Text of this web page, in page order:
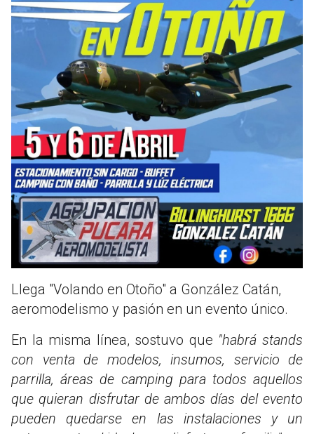
Llega "Volando en Otoño" a González Catán,
aeromodelismo y pasión en un evento único.
En la misma línea, sostuvo que "habrá stands
con venta de modelos, insumos, servicio de
parrilla, áreas de camping para todos aquellos
que quieran disfrutar de ambos días del evento
pueden quedarse en las instalaciones y un